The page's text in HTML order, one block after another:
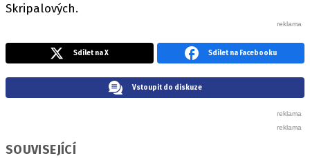
Skripalových.
Sdílet na X Sdílet na Facebooku
Vstoupit do diskuze
SOUVISEJÍCÍ